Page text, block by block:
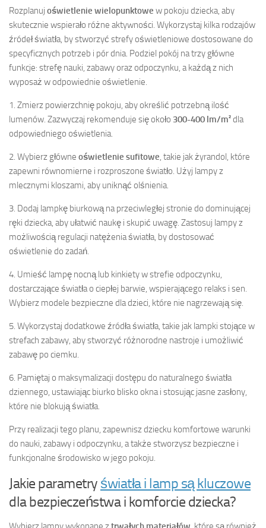
Rozplanuj oświetlenie wielopunktowe w pokoju dziecka, aby
skutecznie wspierało różne aktywności. Wykorzystaj kilka rodzajów
źródeł światła, by stworzyć strefy oświetleniowe dostosowane do
specyficznych potrzeb i pór dnia. Podziel pokój na trzy główne
funkcje: strefę nauki, zabawy oraz odpoczynku, a każdą z nich
wyposaż w odpowiednie oświetlenie.
1. Zmierz powierzchnię pokoju, aby określić potrzebną ilość
lumenów. Zazwyczaj rekomenduje się około 300-400 lm/m²dla
odpowiedniego oświetlenia.
2. Wybierz główne oświetlenie sufitowe , takie jak żyrandol, które
zapewni równomierne i rozproszone światło. Użyj lampy z
mlecznymi kloszami, aby uniknąć olśnienia.
3. Dodaj lampkę biurkową na przeciwległej stronie do dominującej
ręki dziecka, aby ułatwić naukę i skupić uwagę. Zastosuj lampy z
możliwością regulacji natężenia światła, by dostosować
oświetlenie do zadań.
4. Umieść lampę nocną lub kinkiety w strefie odpoczynku,
dostarczające światła o ciepłej barwie, wspierającego relaks i sen.
Wybierz modele bezpieczne dla dzieci, które nie nagrzewają się.
5. Wykorzystaj dodatkowe źródła światła, takie jak lampki stojące w
strefach zabawy, aby stworzyć różnorodne nastroje i umożliwić
zabawę po ciemku.
6. Pamiętaj o maksymalizacji dostępu do naturalnego światła
dziennego, ustawiając biurko blisko okna i stosując jasne zasłony,
które nie blokują światła.
Przy realizacji tego planu, zapewnisz dziecku komfortowe warunki
do nauki, zabawy i odpoczynku, a także stworzysz bezpieczne i
funkcjonalne środowisko w jego pokoju.
Jakie parametry światła i lamp są kluczowe
dla bezpieczeństwa i komforcie dziecka?